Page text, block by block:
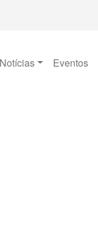
Notícias Eventos